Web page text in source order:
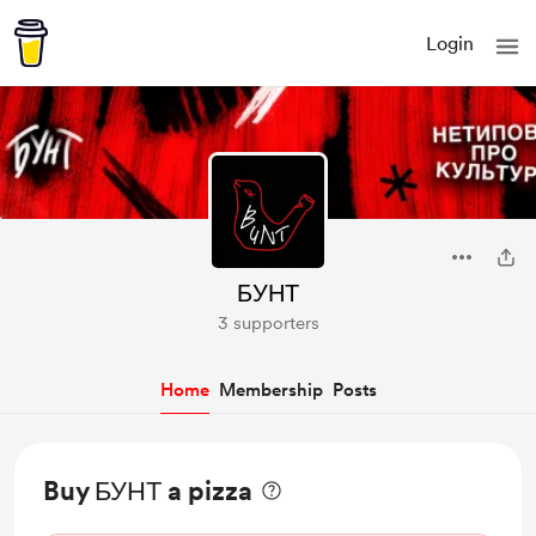
Login
БУНТ
3 supporters
Home Membership Posts
Buy БУНТ a pizza